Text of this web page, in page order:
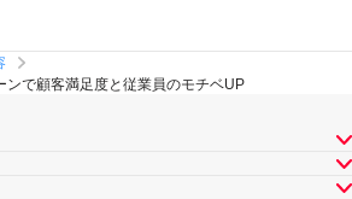
ンで顧客満足度と従業員のモチベUP